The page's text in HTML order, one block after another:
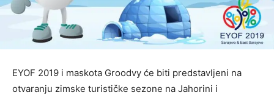
EYOF 2019 i maskota Groodvy će biti predstavljeni na
otvaranju zimske turističke sezone na Jahorini i